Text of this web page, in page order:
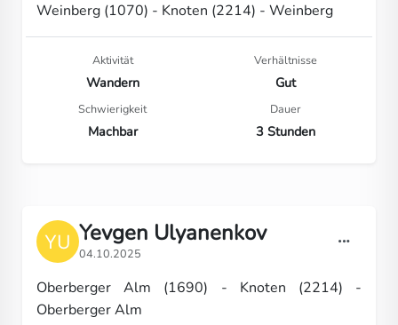
Weinberg (1070) - Knoten (2214) - Weinberg
Aktivität
Wandern
Verhältnisse
Gut
Schwierigkeit
Machbar
Dauer
3 Stunden
Yevgen Ulyanenkov
04.10.2025
Oberberger Alm (1690) - Knoten (2214) -
Oberberger Alm